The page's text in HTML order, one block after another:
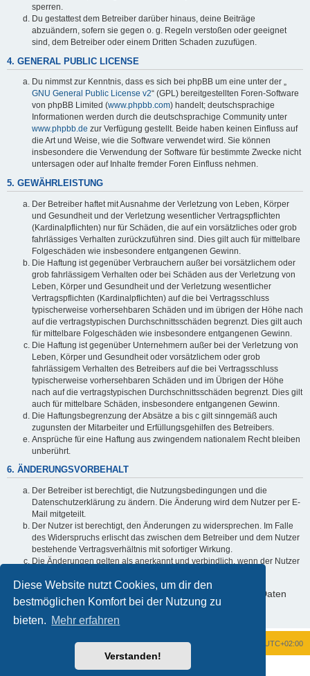
Diese Website nutzt Cookies, um dir den
bestmöglichen Komfort bei der Nutzung zu
bieten. Mehr erfahren
Verstanden!
sperren.
Du gestattest dem Betreiber darüber hinaus, deine Beiträge
abzuändern, sofern sie gegen o. g. Regeln verstoßen oder geeignet
sind, dem Betreiber oder einem Dritten Schaden zuzufügen.
4. GENERAL PUBLIC LICENSE
Du nimmst zur Kenntnis, dass es sich bei phpBB um eine unter der „
GNU General Public License v2“ (GPL) bereitgestellten Foren-Software
von phpBB Limited (www.phpbb.com) handelt; deutschsprachige
Informationen werden durch die deutschsprachige Community unter
www.phpbb.de zur Verfügung gestellt. Beide haben keinen Einfluss auf
die Art und Weise, wie die Software verwendet wird. Sie können
insbesondere die Verwendung der Software für bestimmte Zwecke nicht
untersagen oder auf Inhalte fremder Foren Einfluss nehmen.
5. GEWÄHRLEISTUNG
Der Betreiber haftet mit Ausnahme der Verletzung von Leben, Körper
und Gesundheit und der Verletzung wesentlicher Vertragspflichten
(Kardinalpflichten) nur für Schäden, die auf ein vorsätzliches oder grob
fahrlässiges Verhalten zurückzuführen sind. Dies gilt auch für mittelbare
Folgeschäden wie insbesondere entgangenen Gewinn.
Die Haftung ist gegenüber Verbrauchern außer bei vorsätzlichem oder
grob fahrlässigem Verhalten oder bei Schäden aus der Verletzung von
Leben, Körper und Gesundheit und der Verletzung wesentlicher
Vertragspflichten (Kardinalpflichten) auf die bei Vertragsschluss
typischerweise vorhersehbaren Schäden und im übrigen der Höhe nach
auf die vertragstypischen Durchschnittsschäden begrenzt. Dies gilt auch
für mittelbare Folgeschäden wie insbesondere entgangenen Gewinn.
Die Haftung ist gegenüber Unternehmern außer bei der Verletzung von
Leben, Körper und Gesundheit oder vorsätzlichem oder grob
fahrlässigem Verhalten des Betreibers auf die bei Vertragsschluss
typischerweise vorhersehbaren Schäden und im Übrigen der Höhe
nach auf die vertragstypischen Durchschnittsschäden begrenzt. Dies gilt
auch für mittelbare Schäden, insbesondere entgangenen Gewinn.
Die Haftungsbegrenzung der Absätze a bis c gilt sinngemäß auch
zugunsten der Mitarbeiter und Erfüllungsgehilfen des Betreibers.
Ansprüche für eine Haftung aus zwingendem nationalem Recht bleiben
unberührt.
6. ÄNDERUNGSVORBEHALT
Der Betreiber ist berechtigt, die Nutzungsbedingungen und die
Datenschutzerklärung zu ändern. Die Änderung wird dem Nutzer per E-
Mail mitgeteilt.
Der Nutzer ist berechtigt, den Änderungen zu widersprechen. Im Falle
des Widerspruchs erlischt das zwischen dem Betreiber und dem Nutzer
bestehende Vertragsverhältnis mit sofortiger Wirkung.
Die Änderungen gelten als anerkannt und verbindlich, wenn der Nutzer
Informationen über den Umgang mit deinen persönlichen Daten
sind in der Datenschutzerklärung enthalten.
Foren-Übersicht UTC+02:00
Powered by
® Forum Software © phpBB Limited